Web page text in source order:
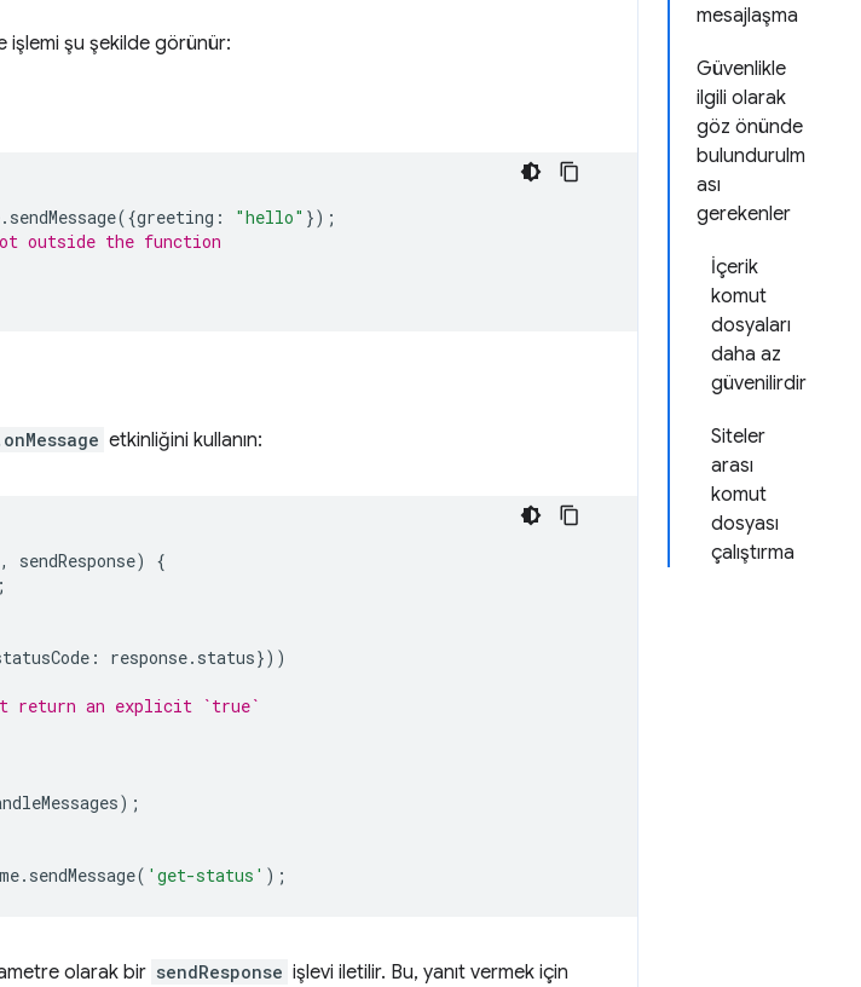
mesajlaşma
Güvenlikle
ilgili olarak
göz önünde
bulundurulm
ası
gerekenler
İçerik
komut
dosyaları
daha az
güvenilirdir
Siteler
arası
komut
dosyası
çalıştırma
işlemi şu şekilde görünür:
. sendMessage({greeting : "hello" });
outside the function
etkinliğini kullanın:
, sendResponse)
{
;
: response. status}))
return an explicit `true`
);
. sendMessage( 'get-status' );
olarak bir sendResponse işlevi iletilir. Bu, yanıt vermek için